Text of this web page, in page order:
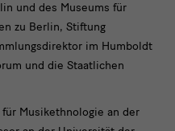
und des Museums für
zu Berlin, Stiftung
im Humboldt
und die Staatlichen
Musikethnologie an der